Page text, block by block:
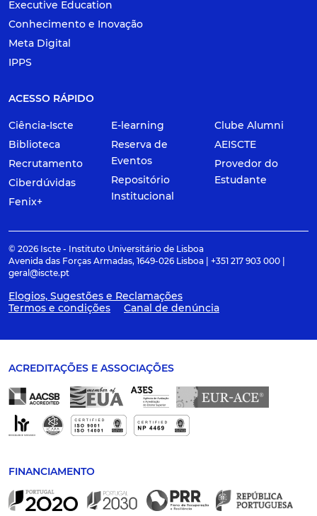
Executive Education
Conhecimento e Inovação
Meta Digital
IPPS
ACESSO RÁPIDO
Ciência-Iscte
Biblioteca
Recrutamento
Ciberdúvidas
Fenix+
E-learning
Reserva de
Eventos
Repositório
Institucional
Clube Alumni
AEISCTE
Provedor do
Estudante
© 2026 Iscte - Instituto Universitário de Lisboa
Avenida das Forças Armadas, 1649-026 Lisboa | +351 217 903 000 |
geral@iscte.pt
Elogios, Sugestões e Reclamações
Termos e condições
Canal de denúncia
ACREDITAÇÕES E ASSOCIAÇÕES
FINANCIAMENTO